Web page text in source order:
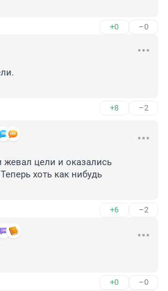
+0 –0
+8 –2
жевал цели и оказались
хоть как нибудь
+6 –2
+0 –0